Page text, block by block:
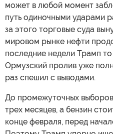
может в любой момент
путь одиночными ударами
за этого торговые суда
мировом рынке нефти
последние недели Трамп то
Ормузский пролив уже
раз спешил с выводами.
До промежуточных
трех месяцев, а бензин
конце февраля, перед